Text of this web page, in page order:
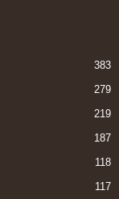
383
279
219
187
118
117